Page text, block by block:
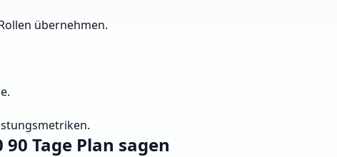
übernehmen.
Tage Plan sagen